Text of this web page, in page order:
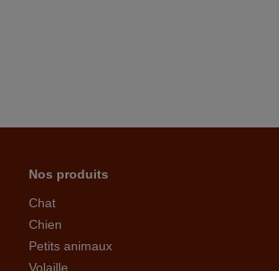
Nos produits
Chat
Chien
Petits animaux
Volaille